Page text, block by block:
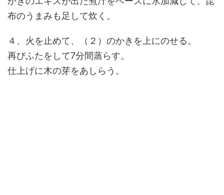
布のうまみも足して炊く。
４、火を止めて、（２）のかきを上にのせる。
再びふたをして7分間蒸らす。
仕上げに木の芽をあしらう。